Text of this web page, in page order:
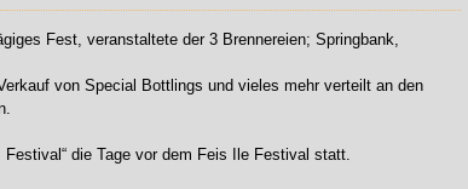
Fest, veranstaltete der 3 Brennereien; Springbank,
von Special Bottlings und vieles mehr verteilt an den
.
Festival“ die Tage vor dem Feis Ile Festival statt.